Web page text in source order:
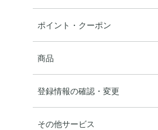
ポイント・クーポン
商品
登録情報の確認・変更
その他サービス